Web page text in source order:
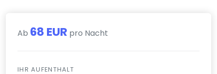
Ab 68 EUR pro Nacht
IHR AUFENTHALT